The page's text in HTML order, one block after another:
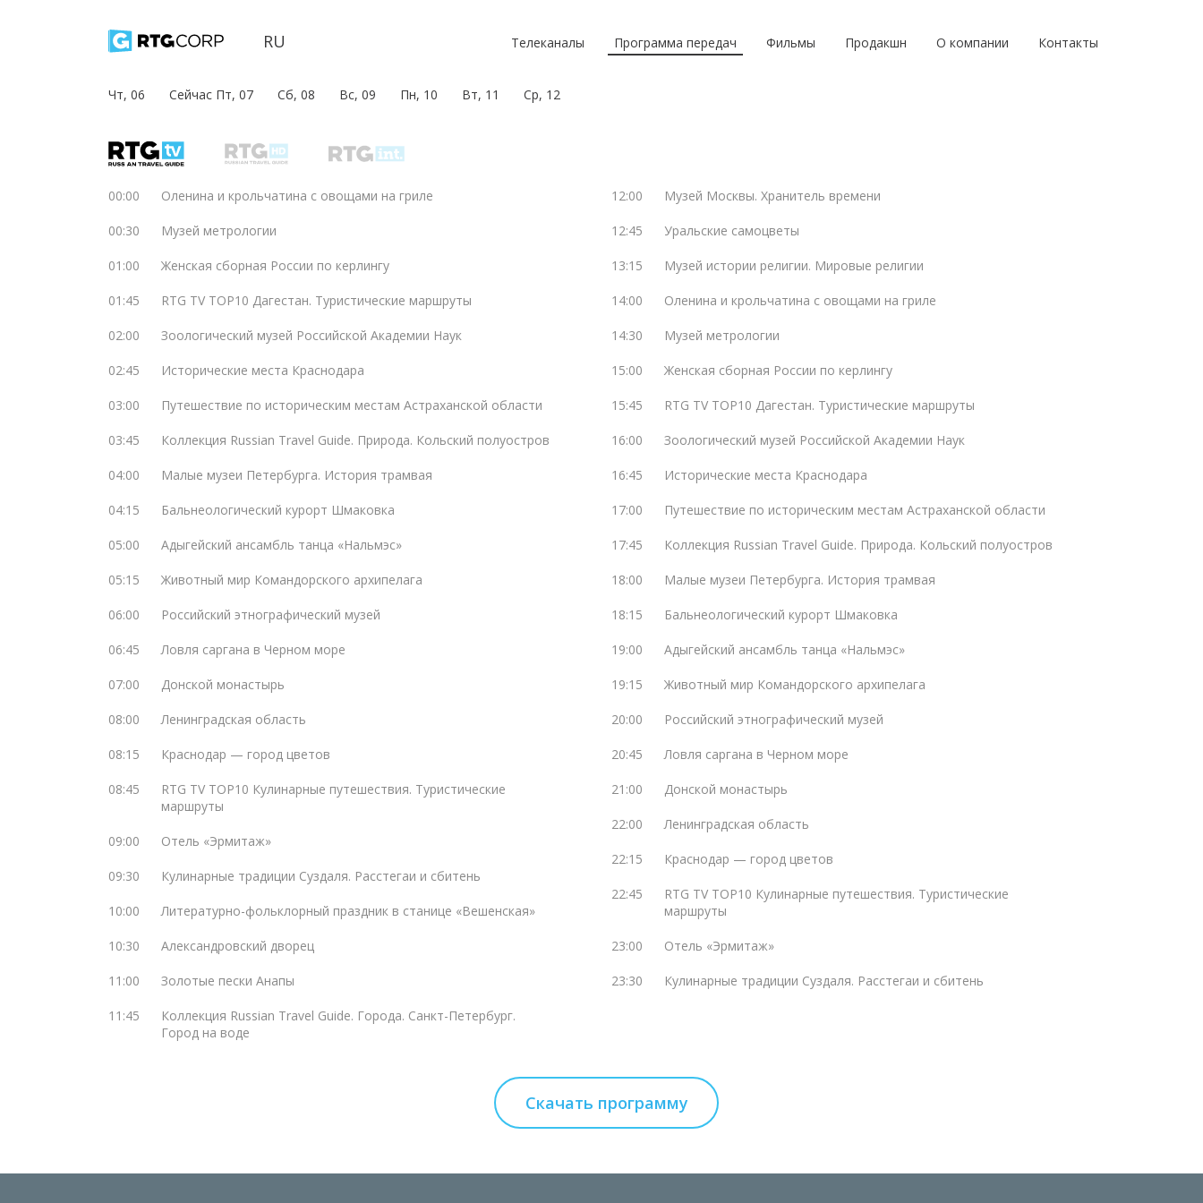
RU Телеканалы Программа передач Фильмы Продакшн О компании Контакты
Чт, 06 Сейчас Пт, 07 Сб, 08 Вс, 09 Пн, 10 Вт, 11 Ср, 12
00:00 Оленина и крольчатина с овощами на гриле
00:30 Музей метрологии
01:00 Женская сборная России по керлингу
01:45 RTG TV TOP10 Дагестан. Туристические маршруты
02:00 Зоологический музей Российской Академии Наук
02:45 Исторические места Краснодара
03:00 Путешествие по историческим местам Астраханской области
03:45 Коллекция Russian Travel Guide. Природа. Кольский полуостров
04:00 Малые музеи Петербурга. История трамвая
04:15 Бальнеологический курорт Шмаковка
05:00 Адыгейский ансамбль танца «Нальмэс»
05:15 Животный мир Командорского архипелага
06:00 Российский этнографический музей
06:45 Ловля саргана в Черном море
07:00 Донской монастырь
08:00 Ленинградская область
08:15 Краснодар — город цветов
08:45
RTG TV TOP10 Кулинарные путешествия. Туристические
маршруты
09:00 Отель «Эрмитаж»
09:30 Кулинарные традиции Суздаля. Расстегаи и сбитень
10:00 Литературно-фольклорный праздник в станице «Вешенская»
10:30 Александровский дворец
11:00 Золотые пески Анапы
11:45
Коллекция Russian Travel Guide. Города. Санкт-Петербург.
Город на воде
12:00 Музей Москвы. Хранитель времени
12:45 Уральские самоцветы
13:15 Музей истории религии. Мировые религии
14:00 Оленина и крольчатина с овощами на гриле
14:30 Музей метрологии
15:00 Женская сборная России по керлингу
15:45 RTG TV TOP10 Дагестан. Туристические маршруты
16:00 Зоологический музей Российской Академии Наук
16:45 Исторические места Краснодара
17:00 Путешествие по историческим местам Астраханской области
17:45 Коллекция Russian Travel Guide. Природа. Кольский полуостров
18:00 Малые музеи Петербурга. История трамвая
18:15 Бальнеологический курорт Шмаковка
19:00 Адыгейский ансамбль танца «Нальмэс»
19:15 Животный мир Командорского архипелага
20:00 Российский этнографический музей
20:45 Ловля саргана в Черном море
21:00 Донской монастырь
22:00 Ленинградская область
22:15 Краснодар — город цветов
22:45
RTG TV TOP10 Кулинарные путешествия. Туристические
маршруты
23:00 Отель «Эрмитаж»
23:30 Кулинарные традиции Суздаля. Расстегаи и сбитень
Скачать программу